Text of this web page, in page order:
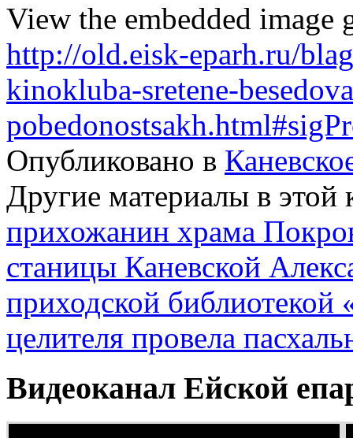
View the embedded image
http://old.eisk-eparh.ru/
kinokluba-sretene-
Опубликовано в
Другие материалы в этой
прихожанин храма
станицы Каневской
приходской
целителя провела
Видеоканал Ейской